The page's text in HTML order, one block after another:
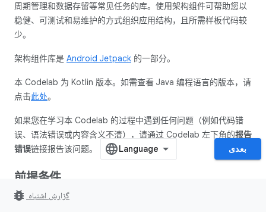
周期管理和数据存留等常见任务的库。使用架构组件可帮助您以
稳健、可测试和易维护的方式组织应用结构，且所需样板代码较
少。
架构组件库是 Android Jetpack 的一部分。
本 Codelab 为 Kotlin 版本。如需查看 Java 编程语言的版本，请
点击此处。
如果您在学习本 Codelab 的过程中遇到任何问题（例如代码错
误、语法错误或内容含义不清），请通过 Codelab 左下角的报告
错误链接报告该问题。
前提条件
您需要熟悉 Kotlin、面向对象的设计概念以及 Android 开发方面
بعدی
bug_report گزارش اشتباه